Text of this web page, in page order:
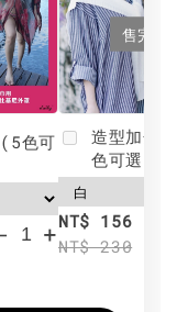
色可
+
售完
造型加分
色可選)
NT$ 156
NT$ 230